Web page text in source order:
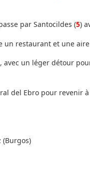
par Santocildes (5)
un restaurant et une
un léger détour
del Ebro pour revenir